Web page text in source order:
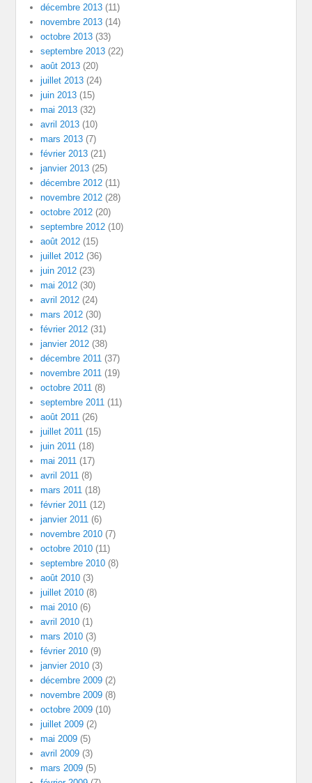
décembre 2013 (11)
novembre 2013 (14)
octobre 2013 (33)
septembre 2013 (22)
août 2013 (20)
juillet 2013 (24)
juin 2013 (15)
mai 2013 (32)
avril 2013 (10)
mars 2013 (7)
février 2013 (21)
janvier 2013 (25)
décembre 2012 (11)
novembre 2012 (28)
octobre 2012 (20)
septembre 2012 (10)
août 2012 (15)
juillet 2012 (36)
juin 2012 (23)
mai 2012 (30)
avril 2012 (24)
mars 2012 (30)
février 2012 (31)
janvier 2012 (38)
décembre 2011 (37)
novembre 2011 (19)
octobre 2011 (8)
septembre 2011 (11)
août 2011 (26)
juillet 2011 (15)
juin 2011 (18)
mai 2011 (17)
avril 2011 (8)
mars 2011 (18)
février 2011 (12)
janvier 2011 (6)
novembre 2010 (7)
octobre 2010 (11)
septembre 2010 (8)
août 2010 (3)
juillet 2010 (8)
mai 2010 (6)
avril 2010 (1)
mars 2010 (3)
février 2010 (9)
janvier 2010 (3)
décembre 2009 (2)
novembre 2009 (8)
octobre 2009 (10)
juillet 2009 (2)
mai 2009 (5)
avril 2009 (3)
mars 2009 (5)